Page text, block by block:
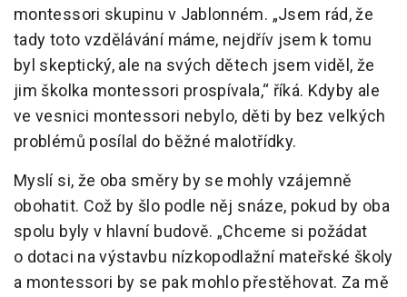
montessori skupinu v Jablonném. „Jsem rád, že
tady toto vzdělávání máme, nejdřív jsem k tomu
byl skeptický, ale na svých dětech jsem viděl, že
jim školka montessori prospívala,“ říká. Kdyby ale
ve vesnici montessori nebylo, děti by bez velkých
problémů posílal do běžné malotřídky.
Myslí si, že oba směry by se mohly vzájemně
obohatit. Což by šlo podle něj snáze, pokud by oba
spolu byly v hlavní budově. „Chceme si požádat
o dotaci na výstavbu nízkopodlažní mateřské školy
a montessori by se pak mohlo přestěhovat. Za mě